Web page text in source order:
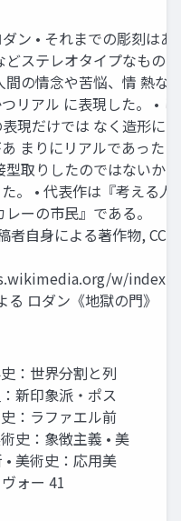
ン • それまでの彫刻はあ
どステレオタイプなもの
間の情念や苦悩、情 熱な
リアル に表現した。 •
現だけでは なく造形に
まりにリアルであった
型取りしたのではないか
。 • 代表作は『考える人
レーの市民』である。
者自身による著作物, CC
w/
ロダン《地獄の門》 （
：世界分割と列
新印象派・ポス
：ラファエル前
史：象徴主義 • 美
美術史：応用美
ォー 41